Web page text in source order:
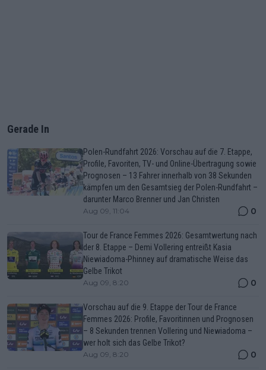
Gerade In
Polen-Rundfahrt 2026: Vorschau auf die 7. Etappe,
Profile, Favoriten, TV- und Online-Übertragung sowie
Prognosen – 13 Fahrer innerhalb von 38 Sekunden
kämpfen um den Gesamtsieg der Polen-Rundfahrt –
darunter Marco Brenner und Jan Christen
Aug 09, 11:04 0
Tour de France Femmes 2026: Gesamtwertung nach
der 8. Etappe – Demi Vollering entreißt Kasia
Niewiadoma-Phinney auf dramatische Weise das
Gelbe Trikot
Aug 09, 8:20 0
Vorschau auf die 9. Etappe der Tour de France
Femmes 2026: Profile, Favoritinnen und Prognosen
– 8 Sekunden trennen Vollering und Niewiadoma –
wer holt sich das Gelbe Trikot?
Aug 09, 8:20 0